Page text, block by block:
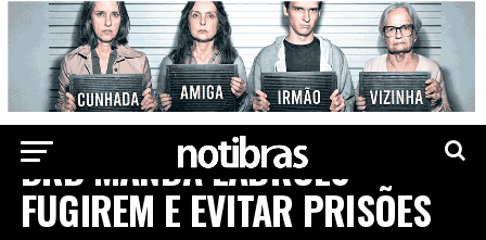
ELEIÇÕES 2022
BRB MANDA LADRÕES
FUGIREM E EVITAR PRISÕES